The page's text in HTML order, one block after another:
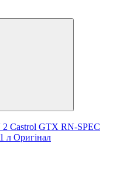
Castrol GTX RN-SPEC
л Оригінал